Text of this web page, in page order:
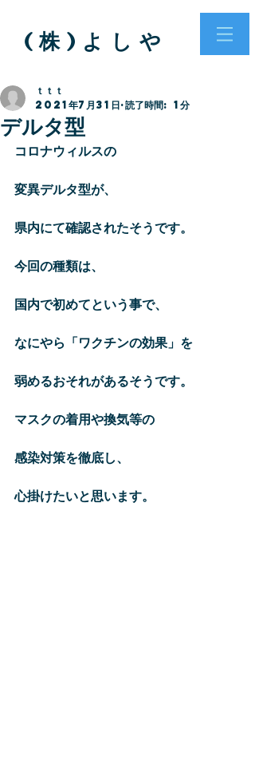
( 株 ) よ し や
デルタ型
ｔｔｔ
2021年7月31日 読了時間: 1分
コロナウィルスの
変異デルタ型が、
県内にて確認されたそうです。
今回の種類は、
国内で初めてという事で、
なにやら「ワクチンの効果」を
弱めるおそれがあるそうです。
マスクの着用や換気等の
感染対策を徹底し、
心掛けたいと思います。